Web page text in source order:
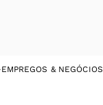
EMPREGOS & NEGÓCIOS